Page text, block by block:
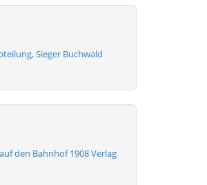
Sieger Buchwald
den Bahnhof 1908 Verlag